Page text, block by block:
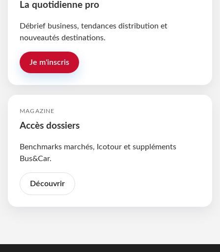
La quotidienne pro
Débrief business, tendances distribution et
nouveautés destinations.
Je m'inscris
MAGAZINE
Accès dossiers
Benchmarks marchés, Icotour et suppléments
Bus&Car.
Découvrir